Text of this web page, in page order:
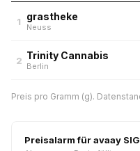
1 grastheke
Neuss
2 Trinity Cannabis
Berlin
Preis pro Gramm (g).
Preisalarm für avaay